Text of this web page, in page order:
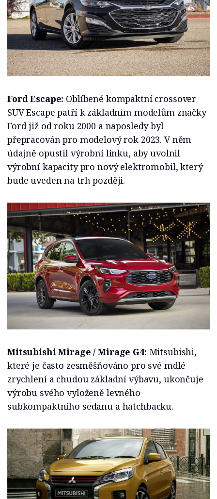
Ford Escape: Oblíbené kompaktní crossover
SUV Escape patří k základním modelům značky
Ford již od roku 2000 a naposledy byl
přepracován pro modelový rok 2023. V něm
údajně opustil výrobní linku, aby uvolnil
výrobní kapacity pro nový elektromobil, který
bude uveden na trh později.
Mitsubishi Mirage / Mirage G4: Mitsubishi,
které je často zesměšňováno pro své mdlé
zrychlení a chudou základní výbavu, ukončuje
výrobu svého vyloženě levného
subkompaktního sedanu a hatchbacku.